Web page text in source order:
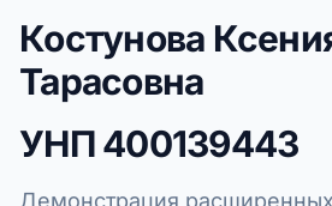
Костунова
Тарасовна
УНП400139443
Демонстрация